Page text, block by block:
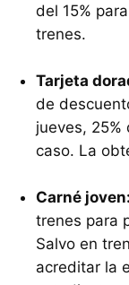
del 15%
trenes.
Tarjeta
de
jueves,
caso. La
Carné joven:
trenes para
Salvo en
acreditar la